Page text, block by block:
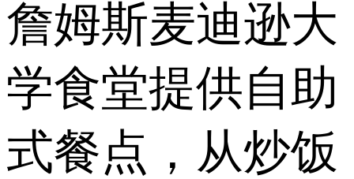
詹姆斯麦迪逊大
学食堂提供自助
式餐点，从炒饭